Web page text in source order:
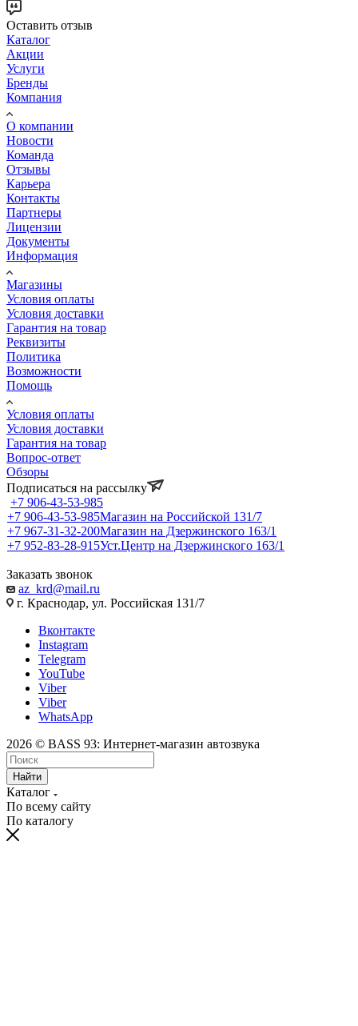
Оставить отзыв
Каталог
Акции
Услуги
Бренды
Компания
О компании
Новости
Команда
Отзывы
Карьера
Контакты
Партнеры
Лицензии
Документы
Информация
Магазины
Условия оплаты
Условия доставки
Гарантия на товар
Реквизиты
Политика
Возможности
Помощь
Условия оплаты
Условия доставки
Гарантия на товар
Вопрос-ответ
Обзоры
Подписаться на рассылку
+7 906-43-53-985
+7 906-43-53-985Магазин на Российской 131/7
+7 967-31-32-200Магазин на Дзержинского 163/1
+7 952-83-28-915Уст.Центр на Дзержинского 163/1
Заказать звонок
az_krd@mail.ru
г. Краснодар, ул. Российская 131/7
Вконтакте
Instagram
Telegram
YouTube
Viber
Viber
WhatsApp
2026 © BASS 93: Интернет-магазин автозвука
Найти
Каталог
По всему сайту
По каталогу